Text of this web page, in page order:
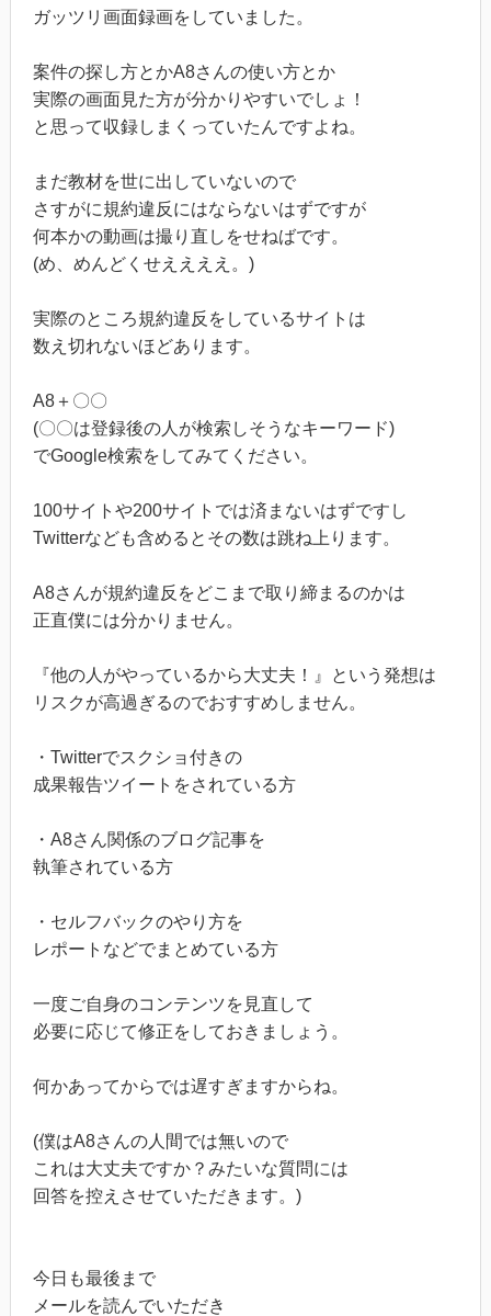
ガッツリ画面録画をしていました。
案件の探し方とかA8さんの使い方とか
実際の画面見た方が分かりやすいでしょ！
と思って収録しまくっていたんですよね。
まだ教材を世に出していないので
さすがに規約違反にはならないはずですが
何本かの動画は撮り直しをせねばです。
(め、めんどくせええええ。)
実際のところ規約違反をしているサイトは
数え切れないほどあります。
A8＋〇〇
(〇〇は登録後の人が検索しそうなキーワード)
でGoogle検索をしてみてください。
100サイトや200サイトでは済まないはずですし
Twitterなども含めるとその数は跳ね上ります。
A8さんが規約違反をどこまで取り締まるのかは
正直僕には分かりません。
『他の人がやっているから大丈夫！』という発想は
リスクが高過ぎるのでおすすめしません。
・Twitterでスクショ付きの
成果報告ツイートをされている方
・A8さん関係のブログ記事を
執筆されている方
・セルフバックのやり方を
レポートなどでまとめている方
一度ご自身のコンテンツを見直して
必要に応じて修正をしておきましょう。
何かあってからでは遅すぎますからね。
(僕はA8さんの人間では無いので
これは大丈夫ですか？みたいな質問には
回答を控えさせていただきます。)
今日も最後まで
メールを読んでいただき